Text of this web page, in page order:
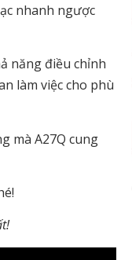
nhanh ngược
năng điều chỉnh
làm việc cho phù
mà A27Q cung